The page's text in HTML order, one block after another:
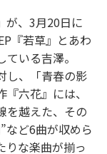
が、3月20日に
『若草』とあわ
いる吉澤。
し、「青春の影
六花』には、
を越えた、その
など6曲が収めら
りな楽曲が揃っ